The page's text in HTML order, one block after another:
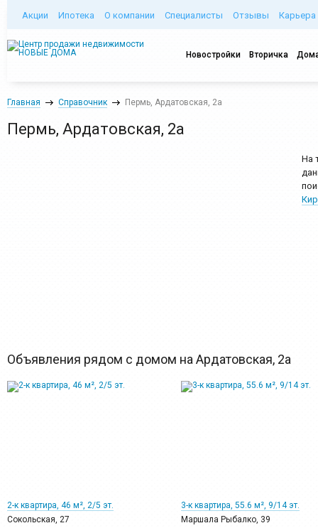
Акции Ипотека О компании Специалисты Отзывы Карьера
Новостройки Вторичка
Главная Справочник Пермь, Ардатовская, 2а
Пермь, Ардатовская, 2а
На
Объявления рядом с домом на Ардатовская, 2а
2-к квартира, 46 м², 2/5 эт.
Сокольская, 27
3-к квартира, 55.6 м², 9/14 эт.
Маршала Рыбалко, 39